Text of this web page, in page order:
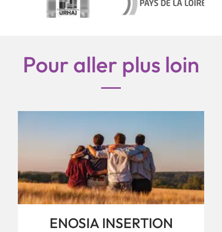
Pour aller plus loin
ENOSIA INSERTION